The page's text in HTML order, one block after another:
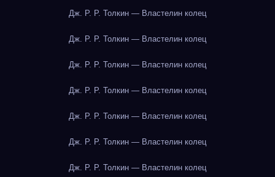
Дж. Р. Р. Толкин — Властелин колец
Дж. Р. Р. Толкин — Властелин колец
Дж. Р. Р. Толкин — Властелин колец
Дж. Р. Р. Толкин — Властелин колец
Дж. Р. Р. Толкин — Властелин колец
Дж. Р. Р. Толкин — Властелин колец
Дж. Р. Р. Толкин — Властелин колец